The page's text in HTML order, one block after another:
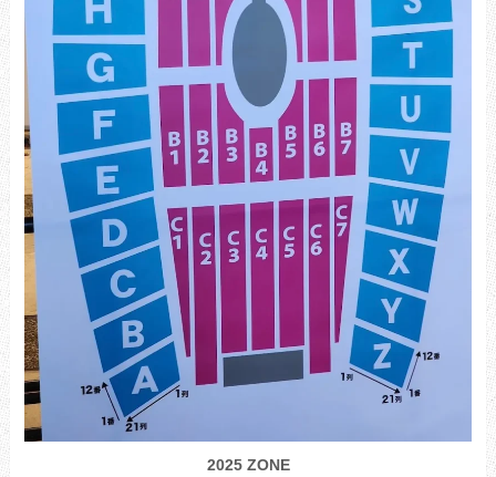
2025 ZONE